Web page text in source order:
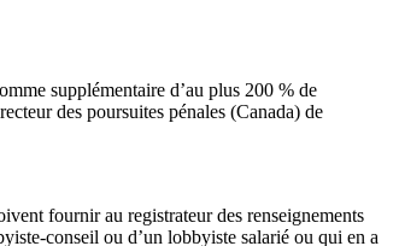
supplémentaire d’au plus 200 % de
des poursuites pénales (Canada) de
fournir au registrateur des renseignements
conseil ou d’un lobbyiste salarié ou qui en a